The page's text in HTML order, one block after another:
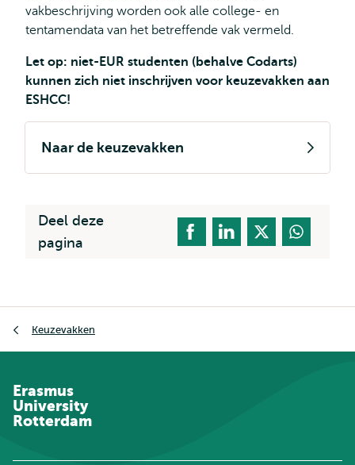
vakbeschrijving worden ook alle college- en
tentamendata van het betreffende vak vermeld.
Let op: niet-EUR studenten (behalve Codarts)
kunnen zich niet inschrijven voor keuzevakken aan
ESHCC!
Naar de keuzevakken
Deel deze
pagina
Keuzevakken
Erasmus
University
Rotterdam